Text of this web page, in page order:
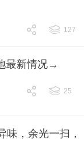
127
最新情况→
25
味，余光一扫，